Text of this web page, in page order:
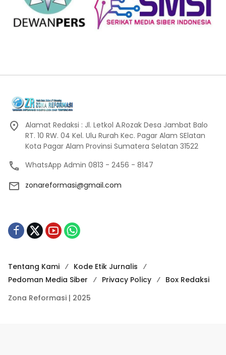
Alamat Redaksi : Jl. Letkol A.Rozak Desa Jambat Balo
RT. 10 RW. 04 Kel. Ulu Rurah Kec. Pagar Alam SElatan
Kota Pagar Alam Provinsi Sumatera Selatan 31522
WhatsApp Admin 0813 - 2456 - 8147
zonareformasi@gmail.com
Tentang Kami
Kode Etik Jurnalis
Pedoman Media Siber
Privacy Policy
Box Redaksi
Zona Reformasi | 2025